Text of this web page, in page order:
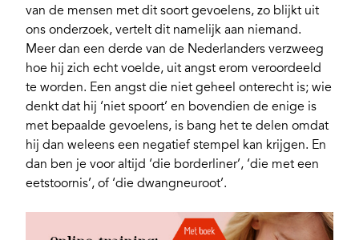
van de mensen met dit soort gevoelens, zo blijkt uit
ons onderzoek, vertelt dit namelijk aan niemand.
Meer dan een derde van de Nederlanders verzweeg
hoe hij zich echt voelde, uit angst erom veroordeeld
te worden. Een angst die niet geheel onterecht is; wie
denkt dat hij ‘niet spoort’ en bovendien de enige is
met bepaalde gevoelens, is bang het te delen omdat
hij dan weleens een negatief stempel kan krijgen. En
dan ben je voor altijd ‘die borderliner’, ‘die met een
eetstoornis’, of ‘die dwangneuroot’.